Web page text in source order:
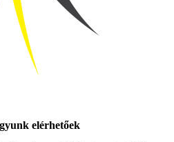
elérhetőek